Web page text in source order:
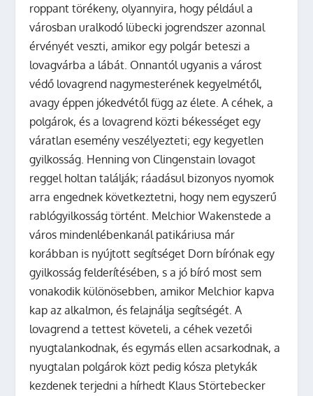
roppant törékeny, olyannyira, hogy például a
városban uralkodó lübecki jogrendszer azonnal
érvényét veszti, amikor egy polgár beteszi a
lovagvárba a lábát. Onnantól ugyanis a várost
védő lovagrend nagymesterének kegyelmétől,
avagy éppen jókedvétől függ az élete. A céhek, a
polgárok, és a lovagrend közti békességet egy
váratlan esemény veszélyezteti; egy kegyetlen
gyilkosság. Henning von Clingenstain lovagot
reggel holtan találják; ráadásul bizonyos nyomok
arra engednek következtetni, hogy nem egyszerű
rablógyilkosság történt. Melchior Wakenstede a
város mindenlébenkanál patikáriusa már
korábban is nyújtott segítséget Dorn bírónak egy
gyilkosság felderítésében, s a jó bíró most sem
vonakodik különösebben, amikor Melchior kapva
kap az alkalmon, és felajnálja segítségét. A
lovagrend a tettest követeli, a céhek vezetői
nyugtalankodnak, és egymás ellen acsarkodnak, a
nyugtalan polgárok közt pedig kósza pletykák
kezdenek terjedni a hírhedt Klaus Störtebecker